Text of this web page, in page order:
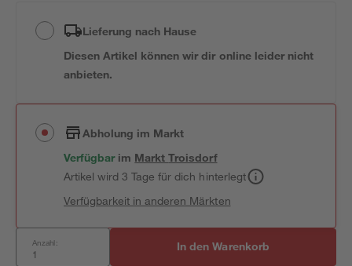
Lieferung nach Hause
Diesen Artikel können wir dir online leider nicht
anbieten.
Abholung im Markt
Verfügbar im MarktTroisdorf
Artikel wird 3 Tage für dich hinterlegt
Verfügbarkeit in anderen Märkten
Anzahl: In den Warenkorb